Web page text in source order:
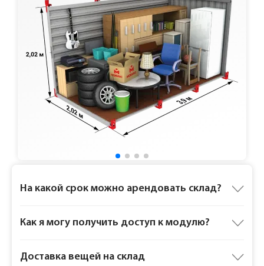
На какой срок можно арендовать склад?
Как я могу получить доступ к модулю?
Доставка вещей на склад